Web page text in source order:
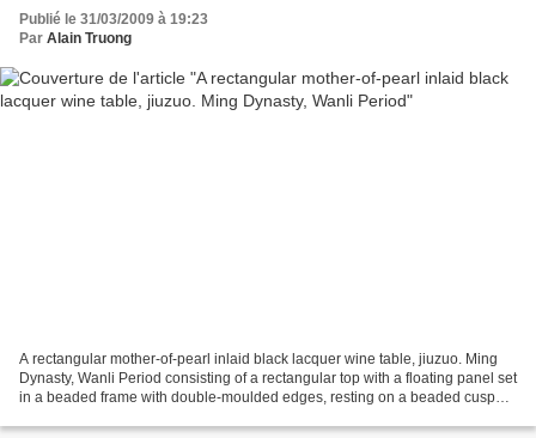
Publié le 31/03/2009 à 19:23
Par Alain Truong
A rectangular mother-of-pearl inlaid black lacquer wine table, jiuzuo. Ming
Dynasty, Wanli Period consisting of a rectangular top with a floating panel set
in a beaded frame with double-moulded edges, resting on a beaded cusped